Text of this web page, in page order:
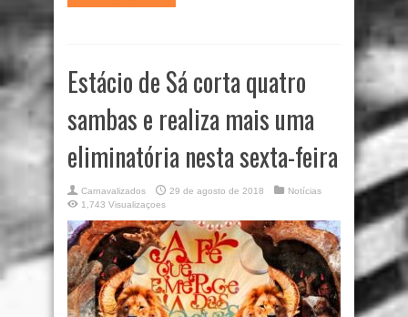
Estácio de Sá corta quatro
sambas e realiza mais uma
eliminatória nesta sexta-feira
Carnavalizados 29 de agosto de 2018
Notícias
1,743 Visualizaçoes